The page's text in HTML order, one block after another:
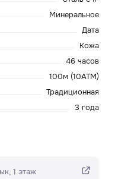
Минеральное
Дата
Кожа
46 часов
100м (10ATM)
Традиционная
3 года
1 этаж